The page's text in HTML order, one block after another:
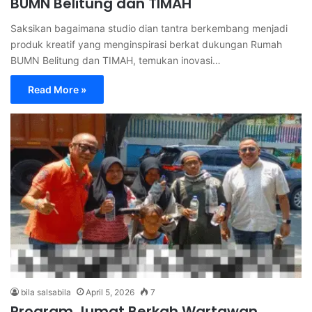
Saksikan bagaimana studio dian tantra berkembang menjadi
produk kreatif yang menginspirasi berkat dukungan Rumah
BUMN Belitung dan TIMAH, temukan inovasi…
Read More »
bila salsabila April 5, 2026 7